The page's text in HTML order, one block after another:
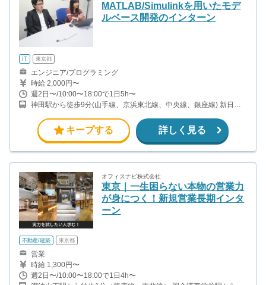
MATLAB/Simulinkを用いたモデ
ルベース開発のインターン
IT 東京都
エンジニア/プログラミング
時給 2,000円〜
週2日〜/10:00〜18:00で1日5h〜
神田駅から徒歩9分(山手線、京浜東北線、中央線、銀座線) 新日本
駅から徒歩6分(銀座線、半蔵門線)
キープする 詳しく見る
オフィスナビ株式会社
東京｜一生困らない本物の営業力
が身につく！新規営業長期インタ
ーン
不動産/建築 東京都
営業
時給 1,300円〜
週2日〜/10:00〜18:00で1日4h〜